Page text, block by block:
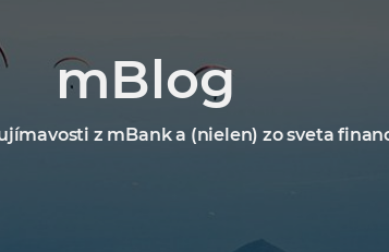
mBlog
z mBank a (nielen) zo sveta